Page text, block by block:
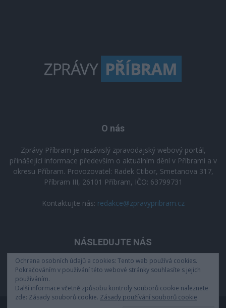
O nás
Zprávy Příbram je nezávislý zpravodajský webový portál,
přinášející informace především o aktuálním dění v Příbrami a v
okresu Příbram. Provozovatel: Radek Ctibor, Smetanova 317,
Příbram III, 26101 Příbram, IČO: 63799731
Kontaktujte nás: redakce@zpravypribram.cz
NÁSLEDUJTE NÁS
Ochrana osobních údajů a cookies: Tento web používá cookies.
Pokračováním v používání této webové stránky souhlasíte s jejich
používáním.
Další informace včetně způsobu kontroly souborů cookie naleznete
zde: Zásady souborů cookie. Zásady používání souborů cookie